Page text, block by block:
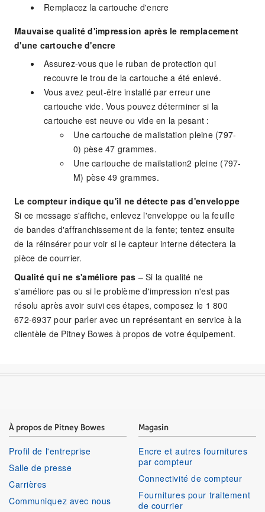
Remplacez la cartouche d'encre
Mauvaise qualité d'impression après le remplacement
d'une cartouche d'encre
Assurez-vous que le ruban de protection qui
recouvre le trou de la cartouche a été enlevé.
Vous avez peut-être installé par erreur une
cartouche vide. Vous pouvez déterminer si la
cartouche est neuve ou vide en la pesant :
Une cartouche de mailstation pleine (797-
0) pèse 47 grammes.
Une cartouche de mailstation2 pleine (797-
M) pèse 49 grammes.
Le compteur indique qu'il ne détecte pas d'enveloppe
Si ce message s'affiche, enlevez l'enveloppe ou la feuille
de bandes d'affranchissement de la fente; tentez ensuite
de la réinsérer pour voir si le capteur interne détectera la
pièce de courrier.
Qualité qui ne s'améliore pas – Si la qualité ne
s'améliore pas ou si le problème d'impression n'est pas
résolu après avoir suivi ces étapes, composez le 1 800
672-6937 pour parler avec un représentant en service à la
clientèle de Pitney Bowes à propos de votre équipement.
À propos de Pitney Bowes
Profil de l'entreprise
Salle de presse
Carrières
Communiquez avec nous
Magasin
Encre et autres fournitures
par compteur
Connectivité de compteur
Fournitures pour traitement
de courrier